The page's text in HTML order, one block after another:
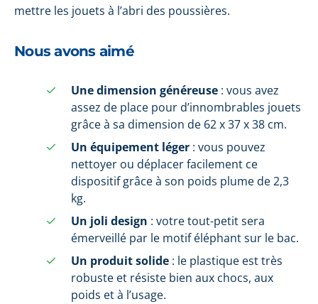
mettre les jouets à l’abri des poussières.
Nous avons aimé
Une dimension généreuse : vous avez
assez de place pour d’innombrables jouets
grâce à sa dimension de 62 x 37 x 38 cm.
Un équipement léger : vous pouvez
nettoyer ou déplacer facilement ce
dispositif grâce à son poids plume de 2,3
kg.
Un joli design : votre tout-petit sera
émerveillé par le motif éléphant sur le bac.
Un produit solide : le plastique est très
robuste et résiste bien aux chocs, aux
poids et à l’usage.